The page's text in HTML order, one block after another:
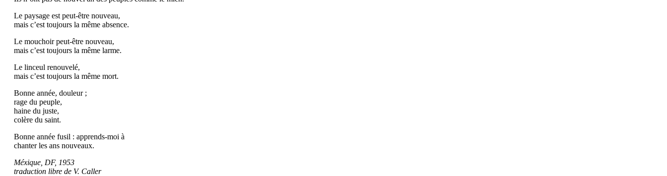
Le paysage est peut-être nouveau,
mais c’est toujours la même absence.
Le mouchoir peut-être nouveau,
mais c’est toujours la même larme.
Le linceul renouvelé,
mais c’est toujours la même mort.
Bonne année, douleur ;
rage du peuple,
haine du juste,
colère du saint.
Bonne année fusil : apprends-moi à
chanter les ans nouveaux.
Méxique, DF, 1953
traduction libre de V. Caller